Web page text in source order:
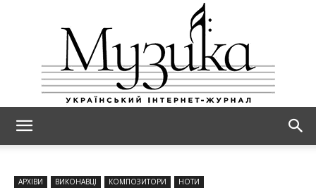
АРХІВИ ВИКОНАВЦІ КОМПОЗИТОРИ НОТИ